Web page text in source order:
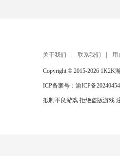
关于我们 联系我们 用
Copyright © 2015-2026 1K2K
ICP备案号： 渝ICP备
抵制不良游戏 拒绝盗版游戏